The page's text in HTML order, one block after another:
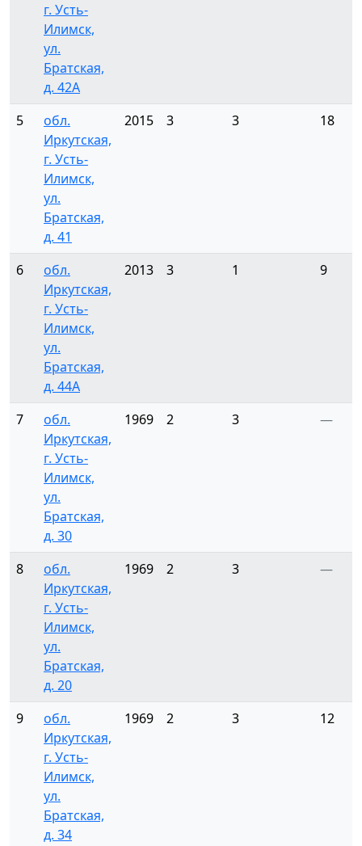
г. Усть-
Илимск,
ул.
Братская,
д. 42А
5
обл.
Иркутская,
г. Усть-
Илимск,
ул.
Братская,
д. 41
2015 3 3 18
6
обл.
Иркутская,
г. Усть-
Илимск,
ул.
Братская,
д. 44А
2013 3 1 9
7
обл.
Иркутская,
г. Усть-
Илимск,
ул.
Братская,
д. 30
1969 2 3 —
8
обл.
Иркутская,
г. Усть-
Илимск,
ул.
Братская,
д. 20
1969 2 3 —
9
обл.
Иркутская,
г. Усть-
Илимск,
ул.
Братская,
д. 34
1969 2 3 12